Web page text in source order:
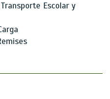
Escolar y